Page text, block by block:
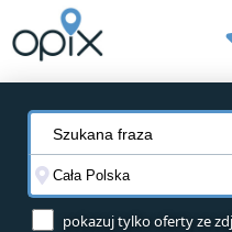
pokazuj tylko oferty ze